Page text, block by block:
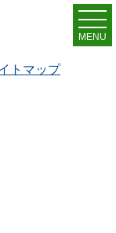
トマップ
MENU
をしました